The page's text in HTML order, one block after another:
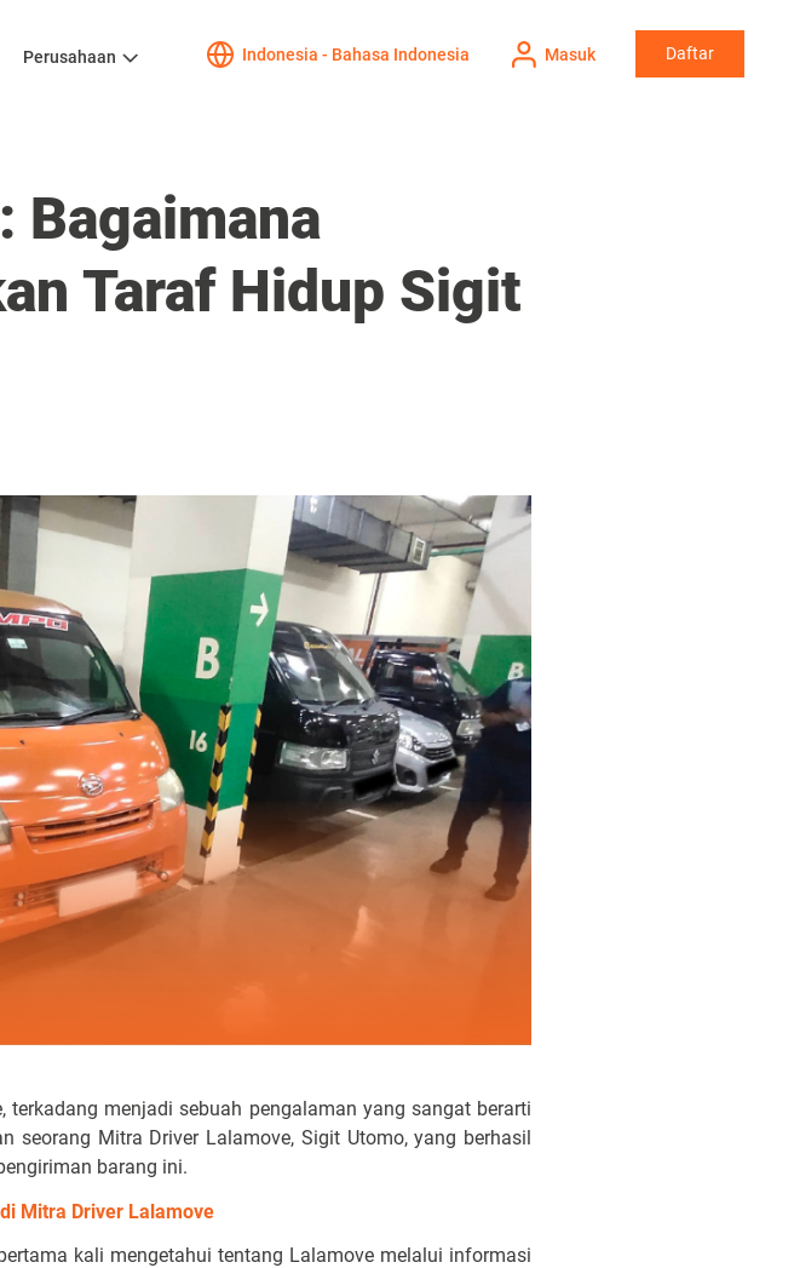
Perusahaan Indonesia - Bahasa Indonesia Masuk Daftar
Bagaimana
Taraf Hidup Sigit
menjadi sebuah pengalaman yang sangat berarti
seorang Mitra Driver Lalamove, Sigit Utomo, yang berhasil
barang ini.
Mitra Driver Lalamove
kali mengetahui tentang Lalamove melalui informasi